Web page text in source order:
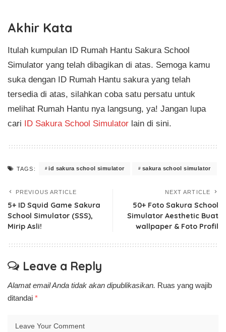
Akhir Kata
Itulah kumpulan ID Rumah Hantu Sakura School
Simulator yang telah dibagikan di atas. Semoga kamu
suka dengan ID Rumah Hantu sakura yang telah
tersedia di atas, silahkan coba satu persatu untuk
melihat Rumah Hantu nya langsung, ya! Jangan lupa
cari ID Sakura School Simulator lain di sini.
TAGS: id sakura school simulator sakura school simulator
PREVIOUS ARTICLE
5+ ID Squid Game Sakura
School Simulator (SSS),
Mirip Asli!
NEXT ARTICLE
50+ Foto Sakura School
Simulator Aesthetic Buat
wallpaper & Foto Profil
Leave a Reply
Alamat email Anda tidak akan dipublikasikan. Ruas yang wajib
ditandai *